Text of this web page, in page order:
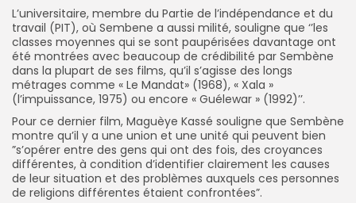
L’universitaire, membre du Partie de l’indépendance et du
travail (PIT), où Sembene a aussi milité, souligne que ‘’les
classes moyennes qui se sont paupérisées davantage ont
été montrées avec beaucoup de crédibilité par Sembène
dans la plupart de ses films, qu’il s’agisse des longs
métrages comme « Le Mandat» (1968), « Xala »
(l’impuissance, 1975) ou encore « Guélewar » (1992)’’.
Pour ce dernier film, Maguèye Kassé souligne que Sembène
montre qu’il y a une union et une unité qui peuvent bien
”s’opérer entre des gens qui ont des fois, des croyances
différentes, à condition d’identifier clairement les causes
de leur situation et des problèmes auxquels ces personnes
de religions différentes étaient confrontées”.